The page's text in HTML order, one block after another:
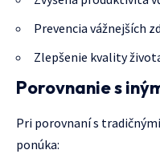
Prevencia vážnejších
Zlepšenie kvality
Porovnanie s
Pri porovnaní s
ponúka: